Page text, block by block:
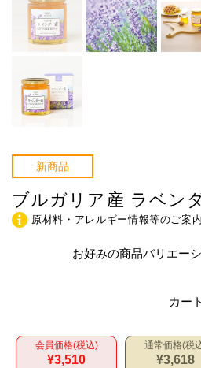
新商品
ブルガリア産 ラベン
原材料・アレルギー情報等のご案内
お好みの商品バリエー
カー
会員価格(税込)
¥3,510
通常価格(税
¥3,618